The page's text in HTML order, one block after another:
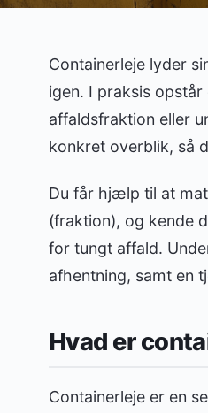
Containerleje lyder
igen. I praksis
affaldsfraktion eller
konkret overblik, så
Du får hjælp til at
(fraktion), og kende
for tungt affald.
afhentning, samt en
Hvad er
Containerleje er en